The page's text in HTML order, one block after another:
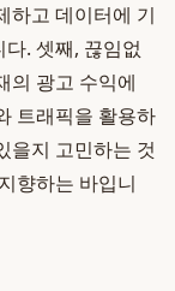
하고 데이터에 기
. 셋째, 끊임없
의 광고 수익에
트래픽을 활용하
을지 고민하는 것
향하는 바입니